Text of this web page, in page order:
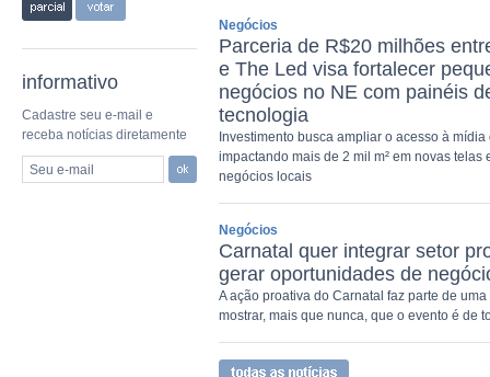
informativo
Cadastre seu e-mail e
receba notícias diretamente
Seu e-mail
Negócios
Parceria de R$20 milhões
e The Led visa fortalecer
negócios no NE com painéis
tecnologia
Investimento busca ampliar o acesso à mídia
impactando mais de 2 mil m² em novas telas
negócios locais
Negócios
Carnatal quer integrar setor
gerar oportunidades de
A ação proativa do Carnatal faz parte de
mostrar, mais que nunca, que o evento é de